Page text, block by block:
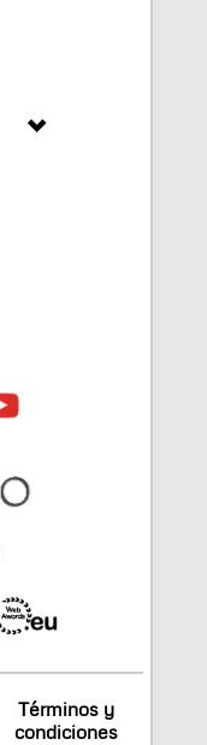
Términos y
condiciones